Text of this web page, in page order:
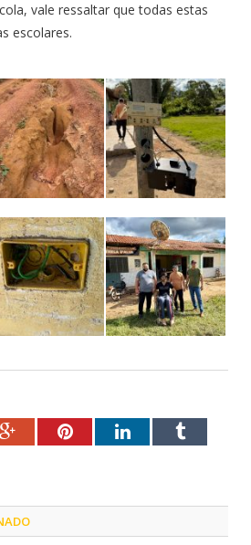
vale ressaltar que todas estas
escolares.
Google+PinterestLinkedInTumblr